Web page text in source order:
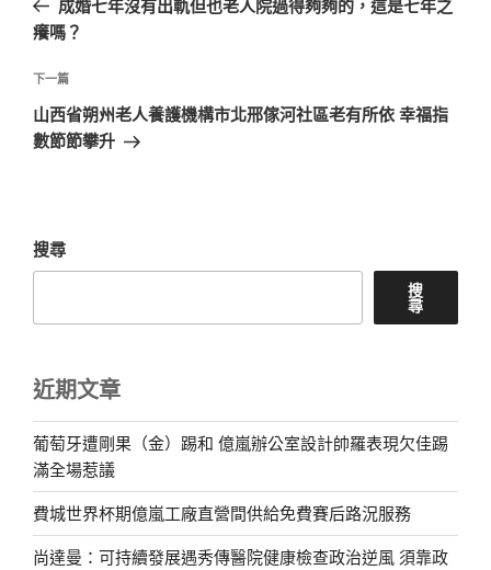
導
覽
篇
章
成婚七年沒有出軌但也老人院過得夠夠的，這是七年之
癢嗎？
下
一
篇
下一篇
山西省朔州老人養護機構市北邢傢河社區老有所依 幸福指
數節節攀升
搜尋
搜
尋
近期文章
葡萄牙遭剛果（金）踢和 億嵐辦公室設計帥羅表現欠佳踢
滿全場惹議
費城世界杯期億嵐工廠直營間供給免費賽后路況服務
尚達曼：可持續發展遇秀傳醫院健康檢查政治逆風 須靠政